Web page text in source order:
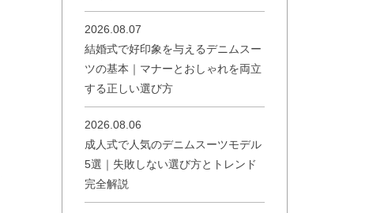
2026.08.07
結婚式で好印象を与えるデニムスー
ツの基本｜マナーとおしゃれを両立
する正しい選び方
2026.08.06
成人式で人気のデニムスーツモデル
5選｜失敗しない選び方とトレンド
完全解説